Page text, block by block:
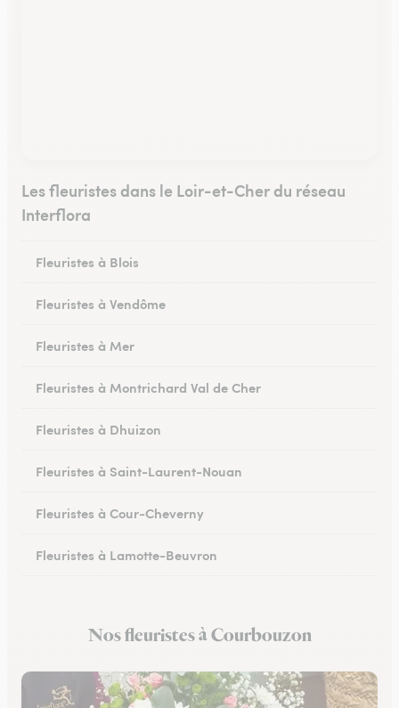
Les fleuristes dans le Loir-et-Cher du réseau
Interflora
Fleuristes à Blois
Fleuristes à Vendôme
Fleuristes à Mer
Fleuristes à Montrichard Val de Cher
Fleuristes à Dhuizon
Fleuristes à Saint-Laurent-Nouan
Fleuristes à Cour-Cheverny
Fleuristes à Lamotte-Beuvron
Fleuristes à Romorantin-Lanthenay
Nos fleuristes à Courbouzon